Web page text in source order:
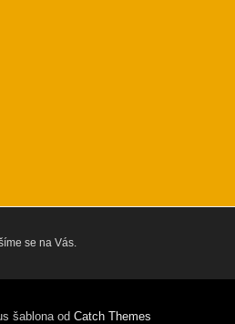
se na Vás.
šablona od Catch Themes